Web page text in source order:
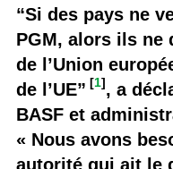
“Si des pays ne
PGM, alors ils ne
de l’Union
de l’UE” [1], a
BASF et
« Nous avons
autorité qui ait le